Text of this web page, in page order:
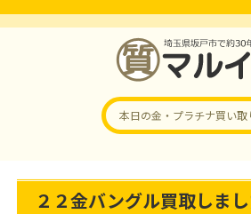
本日の金・プラチナ買い取
２２金バングル買取しま